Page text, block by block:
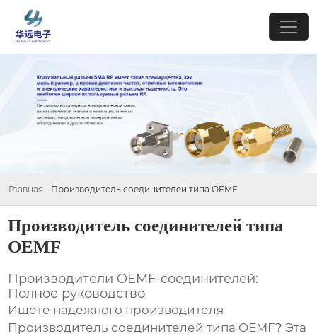
Главная - Производитель соединителей типа OEMF
Производитель соединителей типа
OEMF
Производители OEMF-соединителей:
Полное руководство
Ищете надежного производителя
Производитель соединителей типа OEMF? Эта